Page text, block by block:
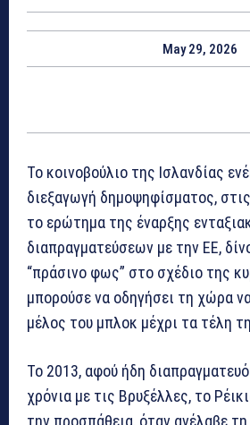
May 29, 2026
Το κοινοβούλιο της Ισλανδίας
διεξαγωγή δημοψηφίσματος,
το ερώτημα της έναρξης
διαπραγματεύσεων με την ΕΕ,
“πράσινο φως” στο σχέδιο της
μπορούσε να οδηγήσει τη χώρα
μέλος του μπλοκ μέχρι τα τέλη
Το 2013, αφού ήδη
χρόνια με τις Βρυξέλλες, το
την προσπάθεια, όταν ανέλαβε